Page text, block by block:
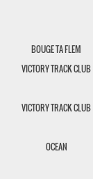
BOUGE TA FLEM
VICTORY TRACK CLUB
VICTORY TRACK CLUB
OCEAN